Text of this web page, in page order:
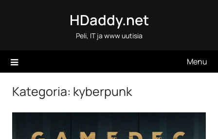
HDaddy.net
Peli, IT ja www uutisia
Menu
Kategoria: kyberpunk